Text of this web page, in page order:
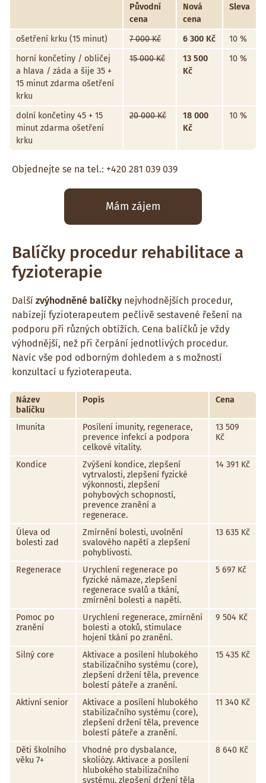
Původní
cena
Nová
cena
Sleva
ošetření krku (15 minut) 7 000 Kč 6 300 Kč
10 %
horní končetiny / obličej
a hlava / záda a šije 35 +
15 minut zdarma ošetření
krku
15 000 Kč
13 500
Kč
10 %
dolní končetiny 45 + 15
minut zdarma ošetření
krku
20 000 Kč
18 000
Kč
10 %
Objednejte se na tel.: +420 281 039 039
Mám zájem
Balíčky procedur rehabilitace a
fyzioterapie
Další zvýhodněné balíčky nejvhodnějších procedur,
nabízejí fyzioterapeutem pečlivě sestavené řešení na
podporu při různých obtížích. Cena balíčků je vždy
výhodnější, než při čerpání jednotlivých procedur.
Navíc vše pod odborným dohledem a s možností
konzultací u fyzioterapeuta.
Název
balíčku
Popis Cena
Imunita
Posílení imunity, regenerace,
prevence infekcí a podpora
celkové vitality.
13 509
Kč
Kondice
Zvýšení kondice, zlepšení
vytrvalosti, zlepšení fyzické
výkonnosti, zlepšení
pohybových schopností,
prevence zranění a
regenerace.
14 391 Kč
Úleva od
bolesti zad
Zmírnění bolesti, uvolnění
svalového napětí a zlepšení
pohyblivosti.
13 635 Kč
Regenerace
Urychlení regenerace po
fyzické námaze, zlepšení
regenerace svalů a tkání,
zmírnění bolesti a napětí.
5 697 Kč
Pomoc po
zranění
Urychlení regenerace, zmírnění
bolesti a otoků, stimulace
hojení tkání po zranění.
9 504 Kč
Silný core
Aktivace a posílení hlubokého
stabilizačního systému (core),
zlepšení držení těla, prevence
bolestí páteře a zranění.
15 435 Kč
Aktivní senior
Aktivace a posílení hlubokého
stabilizačního systému (core),
zlepšení držení těla, prevence
bolestí páteře a zranění.
11 340 Kč
Děti školního
věku 7+
Vhodné pro dysbalance,
skoliózy. Aktivace a posílení
hlubokého stabilizačního
systému, zlepšení držení těla
8 640 Kč